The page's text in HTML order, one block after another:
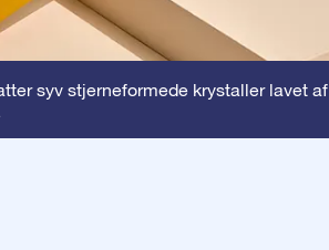
syv stjerneformede krystaller lavet af